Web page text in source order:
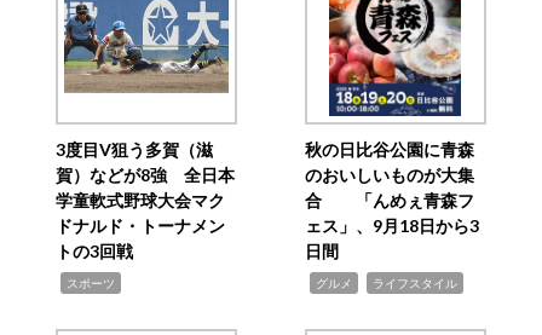
3度目V狙う多賀（滋
賀）などが8強 全日本
学童軟式野球大会マク
ドナルド・トーナメン
トの3回戦
スポーツ
秋の日比谷公園に青森
のおいしいものが大集
合 「んめぇ青森フ
ェス」、9月18日から3
日間
グルメ ライフスタイル